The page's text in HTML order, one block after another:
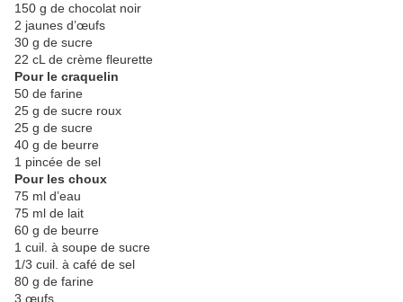
150 g de chocolat noir
2 jaunes d’œufs
30 g de sucre
22 cL de crème fleurette
Pour le craquelin
50 de farine
25 g de sucre roux
25 g de sucre
40 g de beurre
1 pincée de sel
Pour les choux
75 ml d’eau
75 ml de lait
60 g de beurre
1 cuil. à soupe de sucre
1/3 cuil. à café de sel
80 g de farine
3 œufs